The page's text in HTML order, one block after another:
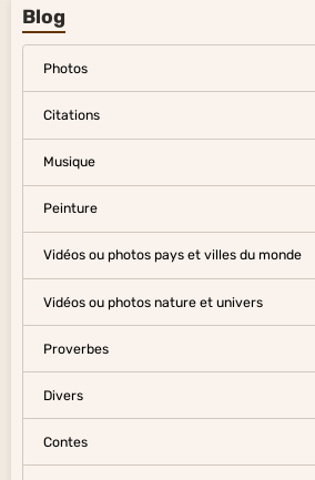
Blog
Photos
Citations
Musique
Peinture
Vidéos ou photos pays et villes du monde
Vidéos ou photos nature et univers
Proverbes
Divers
Contes